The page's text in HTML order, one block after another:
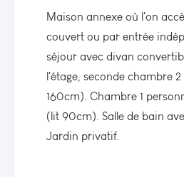
Maison annexe où l'on
couvert ou par entrée
séjour avec divan
l'étage, seconde chambre
160cm). Chambre 1
(lit 90cm). Salle de bain
Jardin privatif.